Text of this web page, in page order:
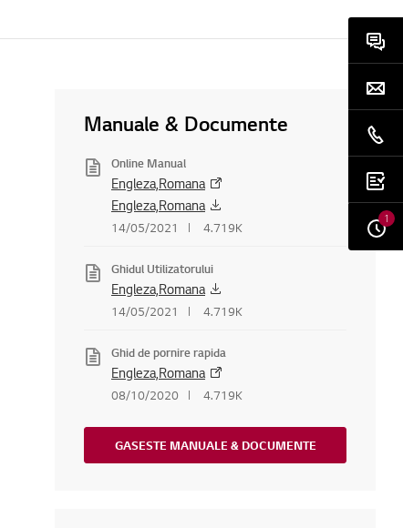
Manuale & Documente
Online Manual
Engleza,Romana
Engleza,Romana
14/05/2021 4.719K
Ghidul Utilizatorului
Engleza,Romana
14/05/2021 4.719K
Ghid de pornire rapida
Engleza,Romana
08/10/2020 4.719K
GASESTE MANUALE & DOCUMENTE
1